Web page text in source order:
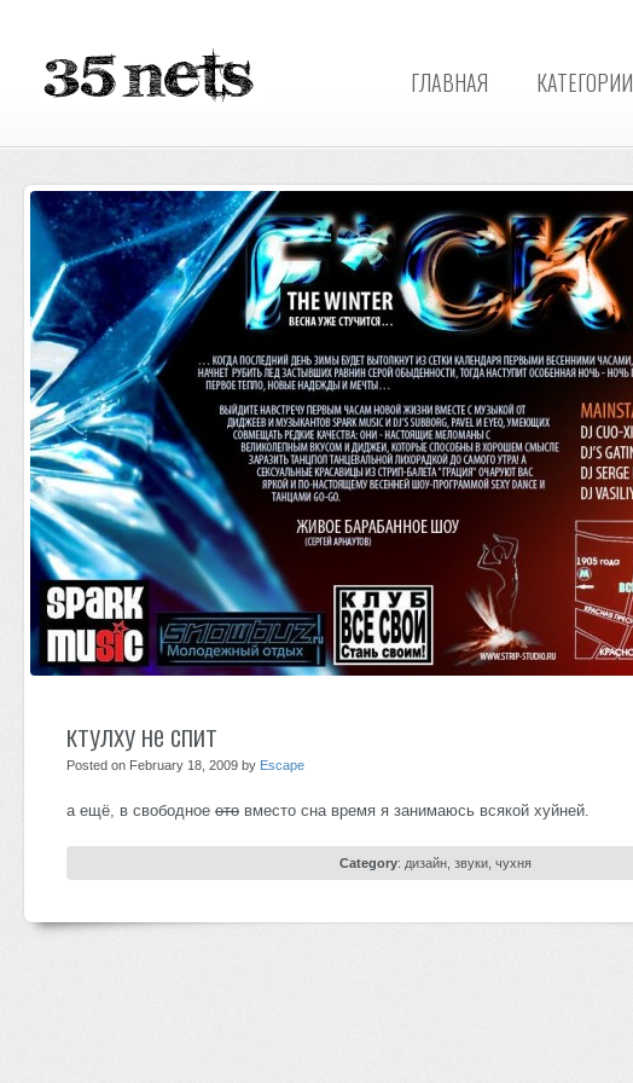
ГЛАВНАЯ КАТЕГОРИИ
ктулху не спит
Posted on February 18, 2009 by Escape
а ещё, в свободное ото вместо сна время я занимаюсь всякой хуйней.
Category: дизайн, звуки, чухня